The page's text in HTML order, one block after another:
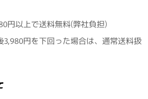
円以上で送料無料(弊社負担)
円を下回った場合は、通常送料扱